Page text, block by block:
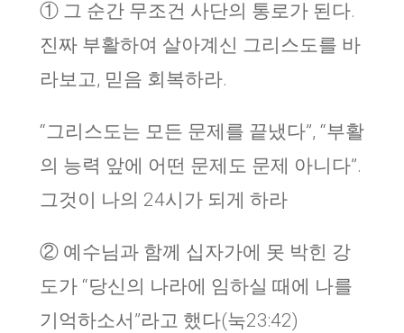
① 그 순간 무조건 사단의 통로가 된다.
진짜 부활하여 살아계신 그리스도를 바
라보고, 믿음 회복하라.
“그리스도는 모든 문제를 끝냈다”, “부활
의 능력 앞에 어떤 문제도 문제 아니다”.
그것이 나의 24시가 되게 하라
② 예수님과 함께 십자가에 못 박힌 강
도가 “당신의 나라에 임하실 때에 나를
기억하소서 ”라고 했다(눅23:42)